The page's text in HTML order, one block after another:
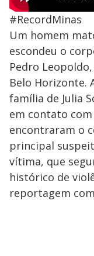
#RecordMinas
Um homem
escondeu o
Pedro
Belo Horizonte.
família de Julia
em contato com
encontraram o
principal
vítima, que
histórico de
reportagem